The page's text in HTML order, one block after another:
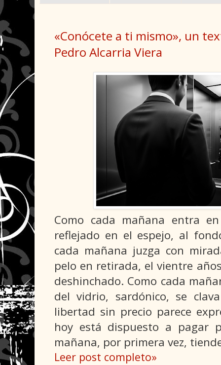
«Conócete a ti mismo», un
Pedro Alcarria Viera
Como cada mañana entra
reflejado en el espejo, al
cada mañana juzga con
pelo en retirada, el vientre
deshinchado. Como cada
del vidrio, sardónico, se
libertad sin precio parece
hoy está dispuesto a pagar
mañana, por primera vez,
Leer post completo»